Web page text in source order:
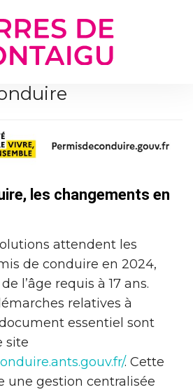
les changements en
attendent les
de conduire en 2024,
l’âge requis à 17 ans.
relatives à
essentiel sont
site
. Cette
une gestion centralisée